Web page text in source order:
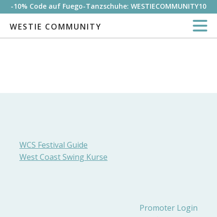
-10% Code auf Fuego-Tanzschuhe: WESTIECOMMUNITY10
WESTIE COMMUNITY
WCS Festival Guide
West Coast Swing Kurse
Promoter Login